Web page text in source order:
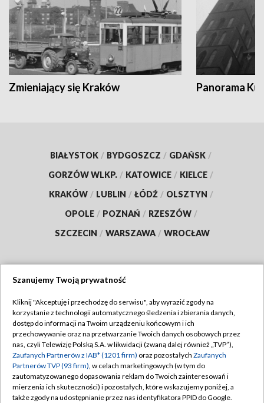
Zmieniający się Kraków Panorama
BIAŁYSTOK / BYDGOSZCZ / GDAŃSK /
GORZÓW WLKP. / KATOWICE / KIELCE /
KRAKÓW / LUBLIN / ŁÓDŹ / OLSZTYN /
OPOLE / POZNAŃ / RZESZÓW /
SZCZECIN / WARSZAWA / WROCŁAW
TVP
Abonament TVP
Emisja w TVP
Centrum informacji TVP
Naziemna Telewizja Cyfrowa
Regulamin TVP
Polityka prywatności
Moje zgody
Pomoc
Szanujemy Twoją prywatność
Kliknij "Akceptuję i przechodzę do serwisu", aby wyrazić zgody na
korzystanie z technologii automatycznego śledzenia i zbierania danych,
dostęp do informacji na Twoim urządzeniu końcowym i ich
przechowywanie oraz na przetwarzanie Twoich danych osobowych przez
nas, czyli Telewizję Polską S.A. w likwidacji (zwaną dalej również „TVP”),
Zaufanych Partnerów z IAB* (1201 firm) oraz pozostałych Zaufanych
Partnerów TVP (93 firm), w celach marketingowych (w tym do
zautomatyzowanego dopasowania reklam do Twoich zainteresowań i
mierzenia ich skuteczności) i pozostałych, które wskazujemy poniżej, a
także zgody na udostępnianie przez nas identyfikatora PPID do Google.